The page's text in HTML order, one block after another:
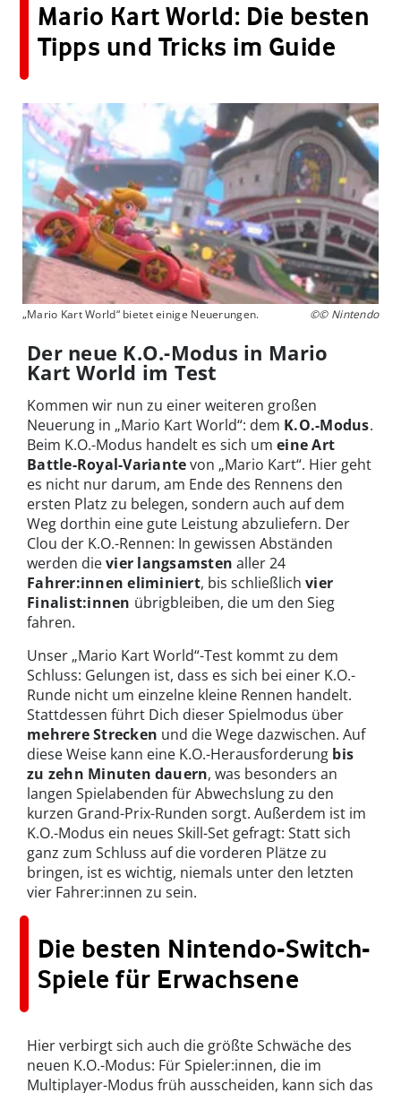
Mario Kart World: Die besten
Tipps und Tricks im Guide
„Mario Kart World“ bietet einige Neuerungen. ©© Nintendo
Der neue K.O.-Modus in Mario
Kart World im Test
Kommen wir nun zu einer weiteren großen
Neuerung in „Mario Kart World“: dem K.O.-Modus.
Beim K.O.-Modus handelt es sich um eine Art
Battle-Royal-Variantevon „Mario Kart“. Hier geht
es nicht nur darum, am Ende des Rennens den
ersten Platz zu belegen, sondern auch auf dem
Weg dorthin eine gute Leistung abzuliefern. Der
Clou der K.O.-Rennen: In gewissen Abständen
werden dievier langsamstenaller 24
Fahrer:innen eliminiert, bis schließlich vier
Finalist:innen übrigbleiben, die um den Sieg
fahren.
Unser „Mario Kart World“-Test kommt zu dem
Schluss: Gelungen ist, dass es sich bei einer K.O.-
Runde nicht um einzelne kleine Rennen handelt.
Stattdessen führt Dich dieser Spielmodus über
mehrere Strecken und die Wege dazwischen. Auf
diese Weise kann eine K.O.-Herausforderung bis
zu zehn Minuten dauern, was besonders an
langen Spielabenden für Abwechslung zu den
kurzen Grand-Prix-Runden sorgt. Außerdem ist im
K.O.-Modus ein neues Skill-Set gefragt: Statt sich
ganz zum Schluss auf die vorderen Plätze zu
bringen, ist es wichtig, niemals unter den letzten
vier Fahrer:innen zu sein.
Die besten Nintendo-Switch-
Spiele für Erwachsene
Hier verbirgt sich auch die größte Schwäche des
neuen K.O.-Modus: Für Spieler:innen, die im
Multiplayer-Modus früh ausscheiden, kann sich das